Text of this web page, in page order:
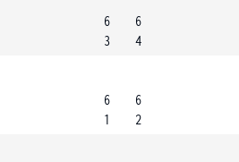
6
3
6
4
6
1
6
2